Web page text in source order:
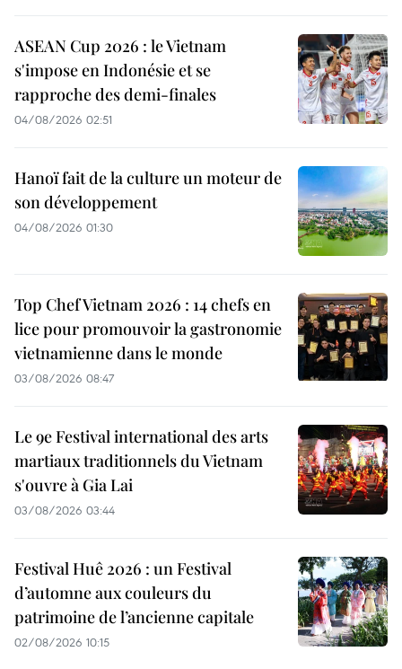
ASEAN Cup 2026 : le Vietnam
s'impose en Indonésie et se
rapproche des demi-finales
04/08/2026 02:51
Hanoï fait de la culture un moteur de
son développement
04/08/2026 01:30
Top Chef Vietnam 2026 : 14 chefs en
lice pour promouvoir la gastronomie
vietnamienne dans le monde
03/08/2026 08:47
Le 9e Festival international des arts
martiaux traditionnels du Vietnam
s'ouvre à Gia Lai
03/08/2026 03:44
Festival Huê 2026 : un Festival
d’automne aux couleurs du
patrimoine de l’ancienne capitale
02/08/2026 10:15